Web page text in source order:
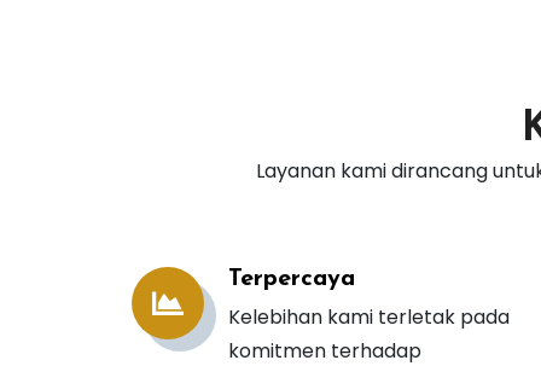
Layanan kami dirancang
Terpercaya
Kelebihan kami terletak pada
komitmen terhadap